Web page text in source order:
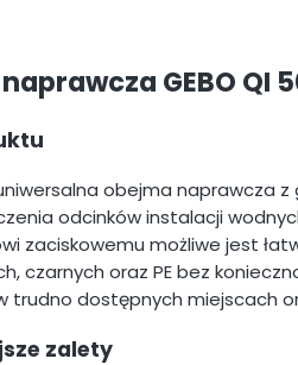
GEBO QI
obejma naprawcza
odcinków instalacji
zaciskowemu możliwe jest
czarnych oraz PE bez
trudno dostępnych miejscach
zalety